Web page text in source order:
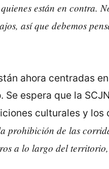
están en contra.
así que debemos
ahora centradas
espera que la
culturales y los
prohibición de las
a lo largo del